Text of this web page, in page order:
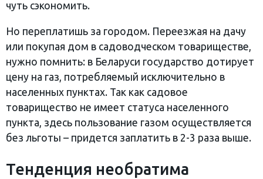
чуть сэкономить.
Но переплатишь за городом. Переезжая на дачу
или покупая дом в садоводческом товариществе,
нужно помнить: в Беларуси государство дотирует
цену на газ, потребляемый исключительно в
населенных пунктах. Так как садовое
товарищество не имеет статуса населенного
пункта, здесь пользование газом осуществляется
без льготы – придется заплатить в 2-3 раза выше.
Тенденция необратима